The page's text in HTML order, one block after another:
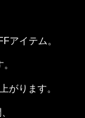
アイテム。
がります。